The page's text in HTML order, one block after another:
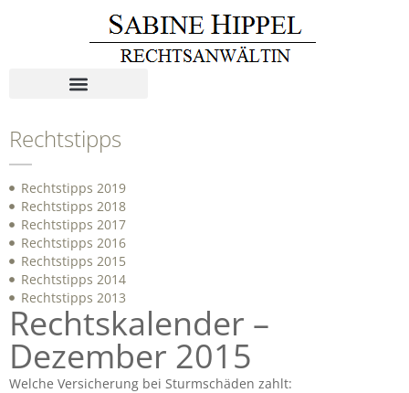
Rechtstipps
Rechtstipps 2019
Rechtstipps 2018
Rechtstipps 2017
Rechtstipps 2016
Rechtstipps 2015
Rechtstipps 2014
Rechtstipps 2013
Rechtskalender –
Dezember 2015
Welche Versicherung bei Sturmschäden zahlt: